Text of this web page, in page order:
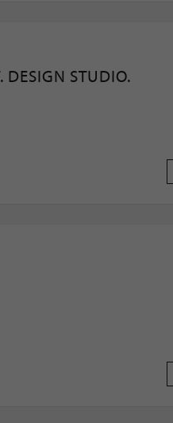
DESIGN STUDIO.